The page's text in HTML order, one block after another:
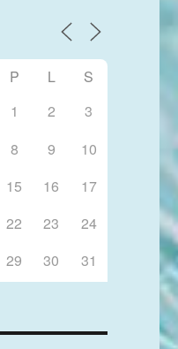
P L
S
1 2
3
8 9
10
15 16
17
22 23
24
29 30 31